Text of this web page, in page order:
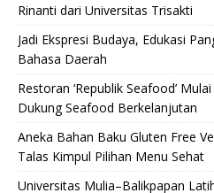
Rinanti dari Universitas Trisakti
Jadi Ekspresi Budaya, Edukasi
Bahasa Daerah
Restoran ‘Republik Seafood’
Dukung Seafood Berkelanjutan
Aneka Bahan Baku Gluten Free
Talas Kimpul Pilihan Menu Sehat
Universitas Mulia–Balikpapan